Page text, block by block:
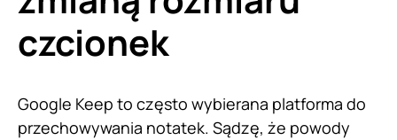
czcionek
Google Keep to często wybierana platforma do
przechowywania notatek. Sądzę, że powody